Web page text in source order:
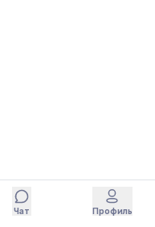
Чат Профиль